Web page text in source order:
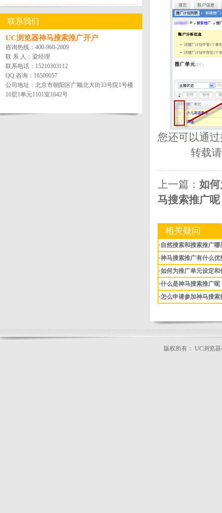
联系我们
UC浏览器神马搜索推广开户
咨询热线： 400-960-2809
联 系 人：梁经理
联系电话： 15210303112
QQ 咨询：16509057
公司地址：北京市朝阳区广顺北大街33号院1号楼
10层1单元1101室1642号
您还可以通
转载
上一篇： 如
马搜索推广
相关疑问
·自然搜索和搜索推广哪
·神马搜索推广有什么优
·如何为推广单元设定
·什么是神马搜索推广呢
·怎么申请参加神马搜索
版权所有： UC浏览